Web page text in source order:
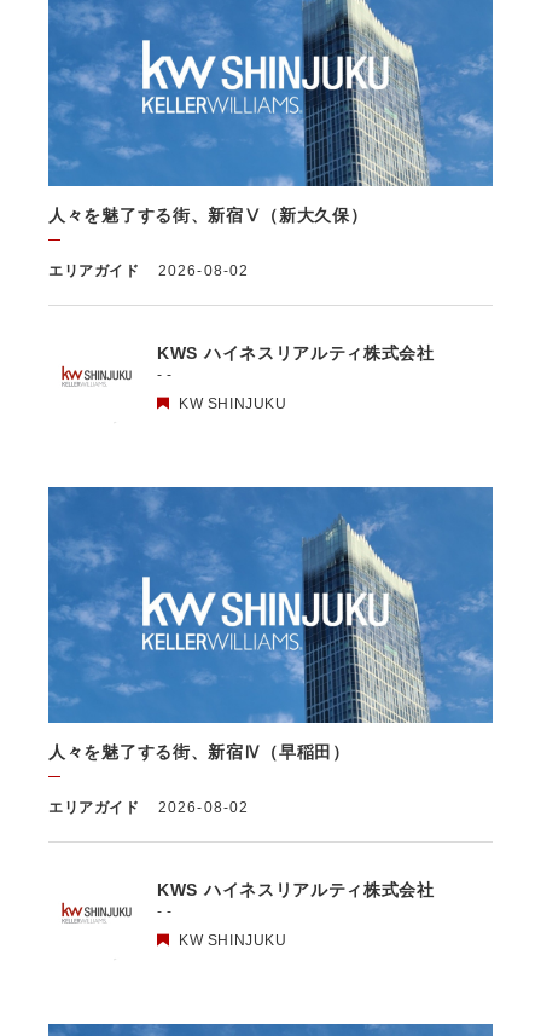
3. 個人情報利用目的の変更
当社は、個人情報の利用目的を関連性を有すると合理的に認められる範囲
内において変更することがあり、変更した場合には本人に通知し又は公表
します。
4. 個人情報利用の制限
4.1 当社は、個人情報保護法その他の法令により許容される場合を除き、
本人の同意を得ず、利用目的の達成に必要な範囲を超えて個人情報を取り
(1) 法令に基づく場合
(3) 公衆衛生の向上又は児童の健全な育成の推進のために特に必要がある
場合であって、本人の同意を得ることが困難であるとき
る事務を遂行することに対して協力する必要がある場合であって、本人の
同意を得ることにより当該事務の遂行に支障を及ぼすおそれがあるとき
(5) 学術研究機関等に個人データを提供する場合であって、当該学術研究
機関等が当該個人データを学術研究目的で取り扱う必要があるとき（当該
4.2 当社は、違法又は不当な行為を助長し、又は誘発するおそれがある方
法により個人情報を利用しません。
5. 個人情報の適正な取得
5.1 当社は、適正に個人情報を取得し、偽りその他不正の手段により取得
しません。
5.2 当社は、次の場合を除き、あらかじめ本人の同意を得ないで、要配慮
個人情報（個人情報保護法第2条第3項に定義されるものを意味します。）
を取得しません。
(1) 第4.1項第1号から第4号までのいずれかに該当する場合
(2) 学術研究機関等から要配慮個人情報を取得する場合であって、当該要
配慮個人情報を学術研究目的で取得する必要があるとき（当該要配慮個人
利益を不当に侵害するおそれがある場合を除きます。）（当該個人情報取
関等、個人情報保護法第57条第1項各号に掲げる者その他個人情報保護委
員会規則で定める者により公開されている場合
(4) 本人を目視し、又は撮影することにより、その外形上明らかな要配慮
個人情報を取得する場合
人々を魅了する街、新宿Ⅴ（新大久保）
エリアガイド 2026-08-02
KWS ハイネスリアルティ株式会社
- -
KW SHINJUKU
人々を魅了する街、新宿Ⅳ（早稲田）
エリアガイド 2026-08-02
KWS ハイネスリアルティ株式会社
- -
KW SHINJUKU